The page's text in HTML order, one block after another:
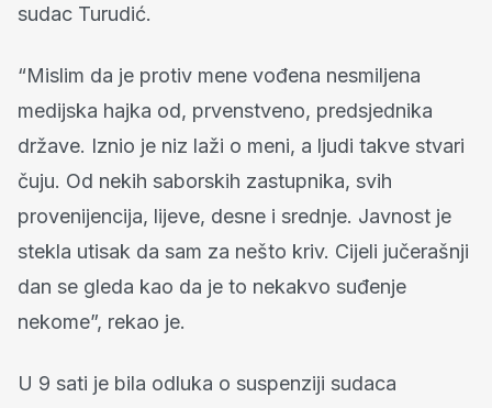
sudac Turudić.
“Mislim da je protiv mene vođena nesmiljena
medijska hajka od, prvenstveno, predsjednika
države. Iznio je niz laži o meni, a ljudi takve stvari
čuju. Od nekih saborskih zastupnika, svih
provenijencija, lijeve, desne i srednje. Javnost je
stekla utisak da sam za nešto kriv. Cijeli jučerašnji
dan se gleda kao da je to nekakvo suđenje
nekome”, rekao je.
U 9 sati je bila odluka o suspenziji sudaca